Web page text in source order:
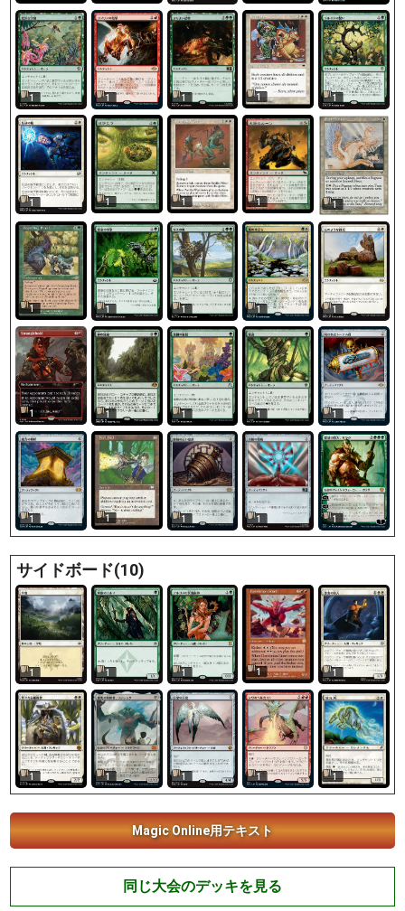
1 1 1 1 1
1 1 1 1 1
1 1 1 1 1
1 1 1 1 1
1 1 1 1 1
サイドボード(10)
1 1 1 1 1
1 1 1 1 1
Magic Online用テキスト
同じ大会のデッキを見る